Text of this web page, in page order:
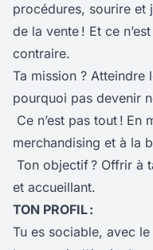
procédures, sourire et
de la vente ! Et ce
contraire.
Ta mission ? Atteindre
pourquoi pas devenir
Ce n’est pas tout ! En
merchandising et à la
Ton objectif ? Offrir à
et accueillant.
TON PROFIL :
Tu es sociable, avec